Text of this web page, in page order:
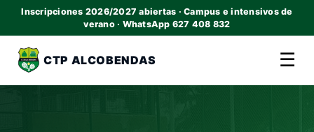
Inscripciones 2026/2027 abiertas · Campus e intensivos de
verano · WhatsApp 627 408 832
CTP ALCOBENDAS ☰